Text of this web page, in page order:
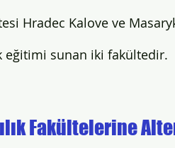
Hradec Kalove ve
eğitimi sunan iki fakültedir.
Fakültelerine